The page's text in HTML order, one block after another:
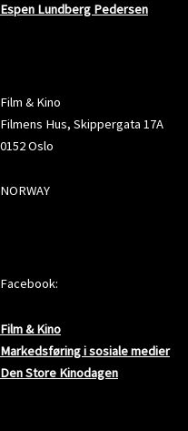
Espen Lundberg Pedersen
Film & Kino
Filmens Hus, Skippergata 17A
0152 Oslo
NORWAY
Facebook:
Film & Kino
Markedsføring i sosiale medier
Den Store Kinodagen